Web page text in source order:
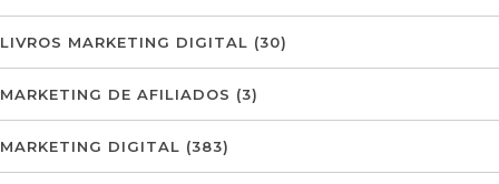
LIVROS MARKETING DIGITAL (30)
MARKETING DE AFILIADOS (3)
MARKETING DIGITAL (383)